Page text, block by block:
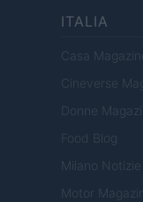
ITALIA
Casa Magazine
Cineverse
Donne
Food Blog
Milano Notizie
Motor